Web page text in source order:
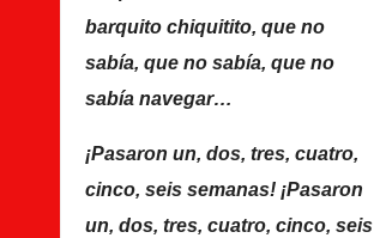
barquito chiquitito, que no
sabía, que no sabía, que no
sabía navegar…
¡Pasaron un, dos, tres, cuatro,
cinco, seis semanas! ¡Pasaron
un, dos, tres, cuatro, cinco, seis